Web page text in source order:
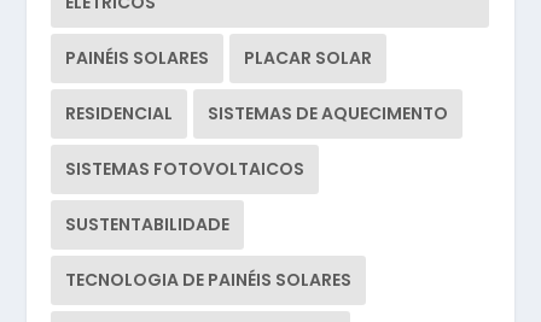
PAINÉIS SOLARES PLACAR SOLAR
RESIDENCIAL SISTEMAS DE AQUECIMENTO
SISTEMAS FOTOVOLTAICOS
SUSTENTABILIDADE
TECNOLOGIA DE PAINÉIS SOLARES